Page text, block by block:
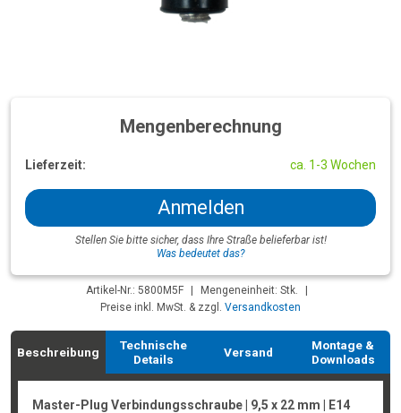
Mengenberechnung
Lieferzeit: ca. 1-3 Wochen
Anmelden
Stellen Sie bitte sicher, dass Ihre Straße belieferbar ist!
Was bedeutet das?
Artikel-Nr.: 5800M5F Mengeneinheit: Stk.
Preise inkl. MwSt. & zzgl. Versandkosten
Beschreibung
Technische
Details
Versand
Montage &
Downloads
Master-Plug Verbindungsschraube | 9,5 x 22 mm | E14